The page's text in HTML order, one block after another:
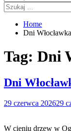
Szukaj:
Home
Dni Włocławka
Tag: Dni
Dni
29 czerwca 202629
W cieniu drzew w